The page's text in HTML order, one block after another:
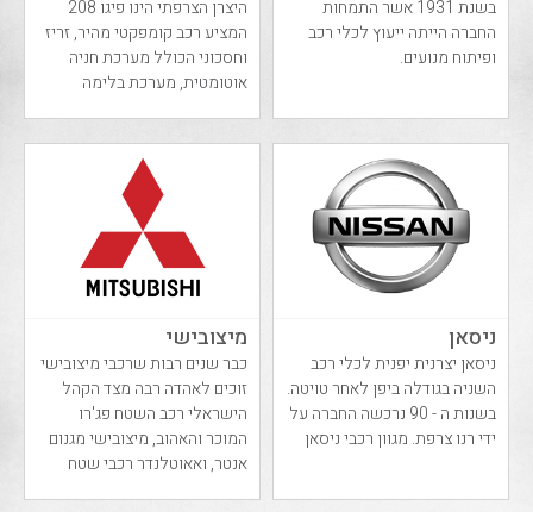
בשנת 1931 אשר התמחות
החברה הייתה ייעוץ לכלי רכב
ופיתוח מנועים.
היצרן הצרפתי הינו פיגו 208
המציע רכב קומפקטי מהיר, זריז
וחסכוני הכולל מערכת חניה
אוטומטית, מערכת בלימה
ניסאן
ניסאן יצרנית יפנית לכלי רכב
השניה בגודלה ביפן לאחר טויטה.
בשנות ה - 90 נרכשה החברה על
ידי רנו צרפת. מגוון רכבי ניסאן
מיצובישי
כבר שנים רבות שרכבי מיצובישי
זוכים לאהדה רבה מצד הקהל
הישראלי רכב השטח פג'רו
המוכר והאהוב, מיצובישי מגנום
אנטר, ואאוטלנדר רכבי שטח